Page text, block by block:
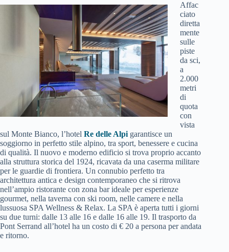
Affac
ciato
diretta
mente
sulle
piste
da sci,
a
2.000
metri
di
quota
con
vista
sul Monte Bianco, l’hotel Re delle Alpi garantisce un
soggiorno in perfetto stile alpino, tra sport, benessere e cucina
di qualità. Il nuovo e moderno edificio si trova proprio accanto
alla struttura storica del 1924, ricavata da una caserma militare
per le guardie di frontiera. Un connubio perfetto tra
architettura antica e design contemporaneo che si ritrova
nell’ampio ristorante con zona bar ideale per esperienze
gourmet, nella taverna con ski room, nelle camere e nella
lussuosa SPA Wellness & Relax. La SPA è aperta tutti i giorni
su due turni: dalle 13 alle 16 e dalle 16 alle 19. Il trasporto da
Pont Serrand all’hotel ha un costo di € 20 a persona per andata
e ritorno.